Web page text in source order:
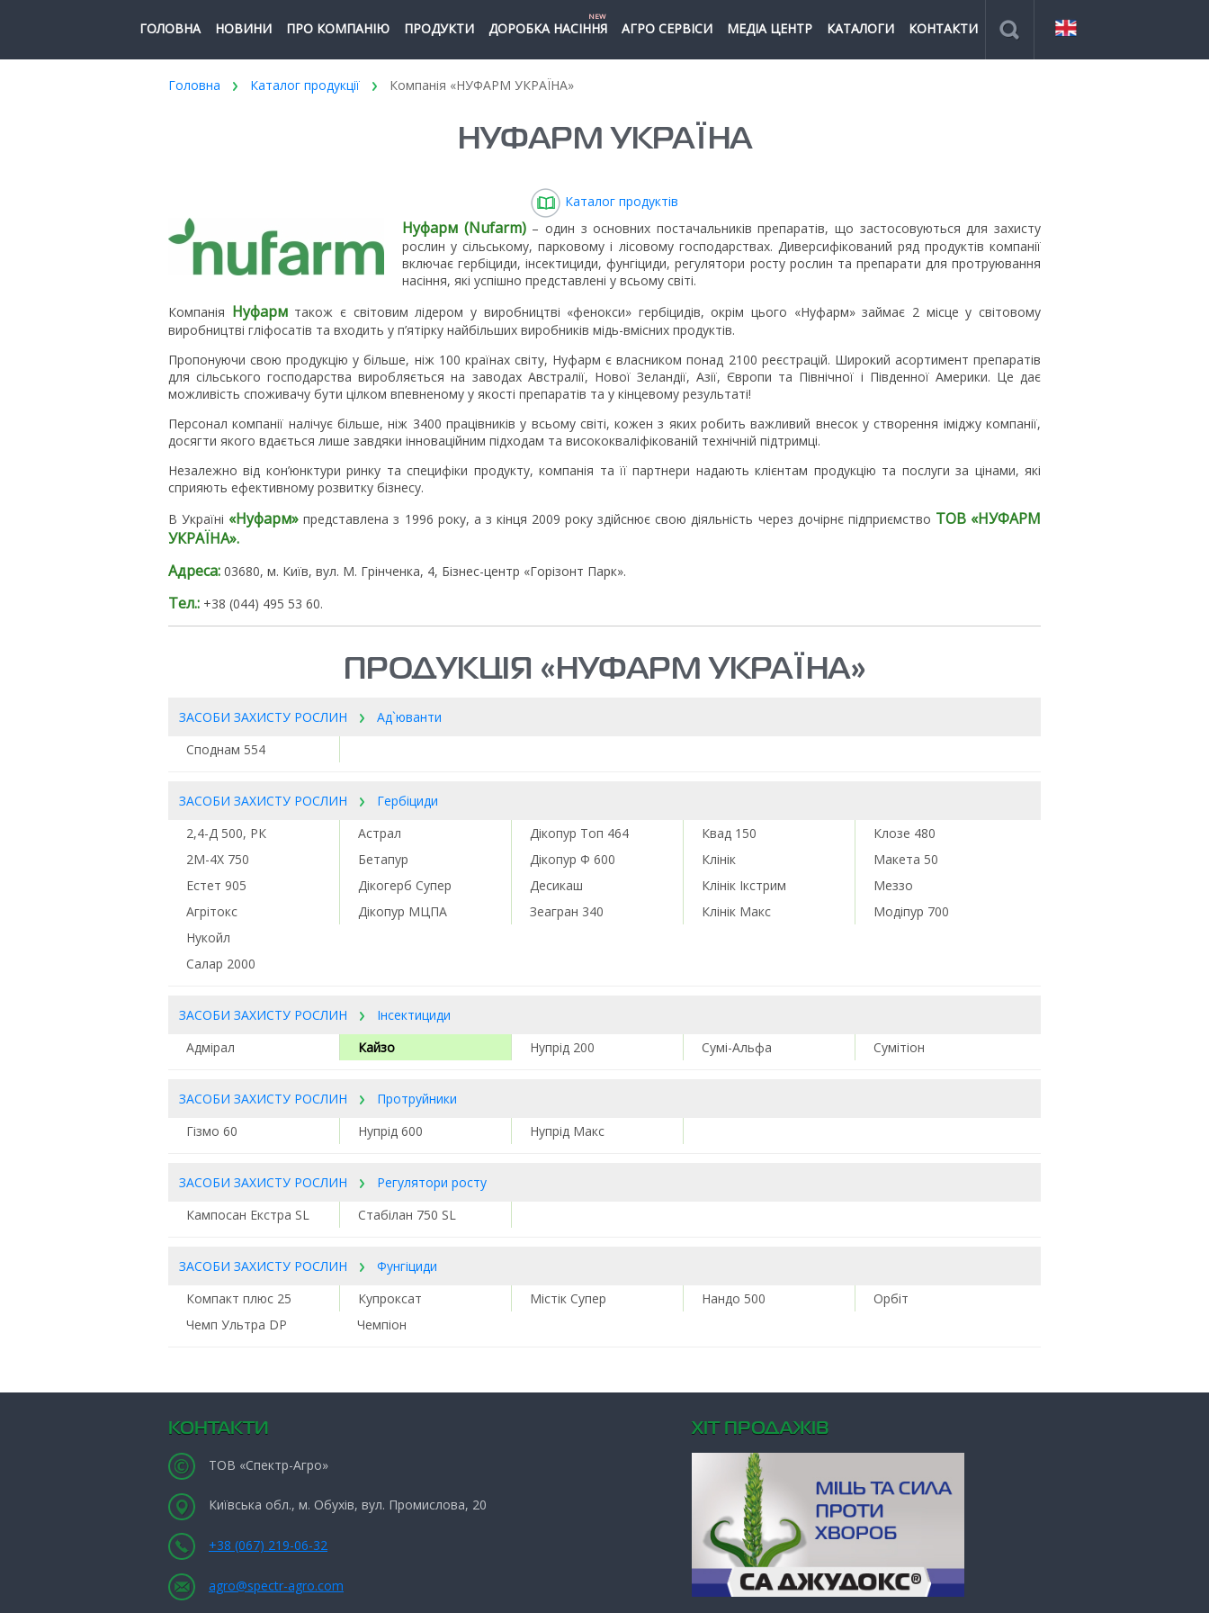
ГОЛОВНА НОВИНИ ПРО КОМПАНІЮ ПРОДУКТИ ДОРОБКА НАСІННЯ
NEW
АГРО СЕРВІСИ МЕДІА ЦЕНТР КАТАЛОГИ КОНТАКТИ
Головна Каталог продукції Компанія «НУФАРМ УКРАЇНА»
НУФАРМ УКРАЇНА
Каталог продуктів
Нуфарм (Nufarm)– один з основних постачальників препаратів, що застосовуються для захисту
рослин у сільському, парковому і лісовому господарствах. Диверсифікований ряд продуктів компанії
включає гербіциди, інсектициди, фунгіциди, регулятори росту рослин та препарати для протруювання
насіння, які успішно представлені у всьому світі.
Компанія Нуфарм також є світовим лідером у виробництві «фенокси» гербіцидів, окрім цього «Нуфарм» займає 2 місце у світовому
виробництві гліфосатів та входить у п’ятірку найбільших виробників мідь-вмісних продуктів.
Пропонуючи свою продукцію у більше, ніж 100 країнах світу, Нуфарм є власником понад 2100 реєстрацій. Широкий асортимент препаратів
для сільського господарства виробляється на заводах Австралії, Нової Зеландії, Азії, Європи та Північної і Південної Америки. Це дає
можливість споживачу бути цілком впевненому у якості препаратів та у кінцевому результаті!
Персонал компанії налічує більше, ніж 3400 працівників у всьому світі, кожен з яких робить важливий внесок у створення іміджу компанії,
досягти якого вдається лише завдяки інноваційним підходам та висококваліфікованій технічній підтримці.
Незалежно від кон’юнктури ринку та специфіки продукту, компанія та її партнери надають клієнтам продукцію та послуги за цінами, які
сприяють ефективному розвитку бізнесу.
В Україні «Нуфарм» представлена з 1996 року, а з кінця 2009 року здійснює свою діяльність через дочірнє підприємство ТОВ «НУФАРМ
УКРАЇНА».
Адреса: 03680, м. Київ, вул. М. Грінченка, 4, Бізнес-центр «Горізонт Парк».
Тел.: +38 (044) 495 53 60.
ПРОДУКЦІЯ «НУФАРМ УКРАЇНА»
ЗАСОБИ ЗАХИСТУ РОСЛИН
Ад`юванти
Споднам 554
ЗАСОБИ ЗАХИСТУ РОСЛИН
Гербіциди
2,4-Д 500, РК
2М-4Х 750
Eстет 905
Агрітокс
Астрал
Бетапур
Дікогерб Супер
Дікопур МЦПА
Дікопур Топ 464
Дікопур Ф 600
Десикаш
Зеагран 340
Квад 150
Клінік
Клінік Ікстрим
Клінік Макс
Клозе 480
Макета 50
Меззо
Модіпур 700
Нукойл
Салар 2000
ЗАСОБИ ЗАХИСТУ РОСЛИН
Інсектициди
Адмірал
Кайзо Нупрід 200 Сумі-Альфа Сумітіон
ЗАСОБИ ЗАХИСТУ РОСЛИН
Протруйники
Гізмо 60
Нупрід 600 Нупрід Макс
ЗАСОБИ ЗАХИСТУ РОСЛИН
Регулятори росту
Кампосан Екстра SL
Стабілан 750 SL
ЗАСОБИ ЗАХИСТУ РОСЛИН
Фунгіциди
Компакт плюс 25
Купроксат Містік Супер Нандо 500
Орбіт
Чемп Ультра DP
Чемпіон
КОНТАКТИ
ТОВ «Спектр-Агро»
Київська обл., м. Обухів, вул. Промислова, 20
+38 (067) 219-06-32
agro@spectr-agro.com
ХIТ ПРОДАЖІВ